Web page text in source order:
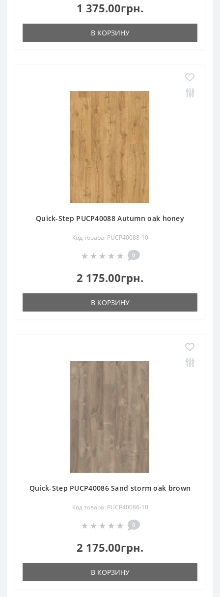
1 375.00грн.
В КОРЗИНУ
Quick-Step PUCP40088 Autumn oak honey
Код товара: PUCP40088-10
0
2 175.00грн.
В КОРЗИНУ
Quick-Step PUCP40086 Sand storm oak brown
Код товара: PUCP40086-10
0
2 175.00грн.
В КОРЗИНУ